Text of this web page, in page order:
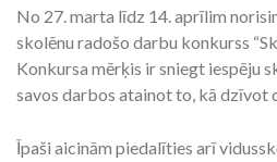
No 27. marta līdz 14. aprīlim
skolēnu radošo darbu konkurss
Konkursa mērķis ir sniegt iespēju
savos darbos atainot to, kā dzīvot
Īpaši aicinām piedalīties arī